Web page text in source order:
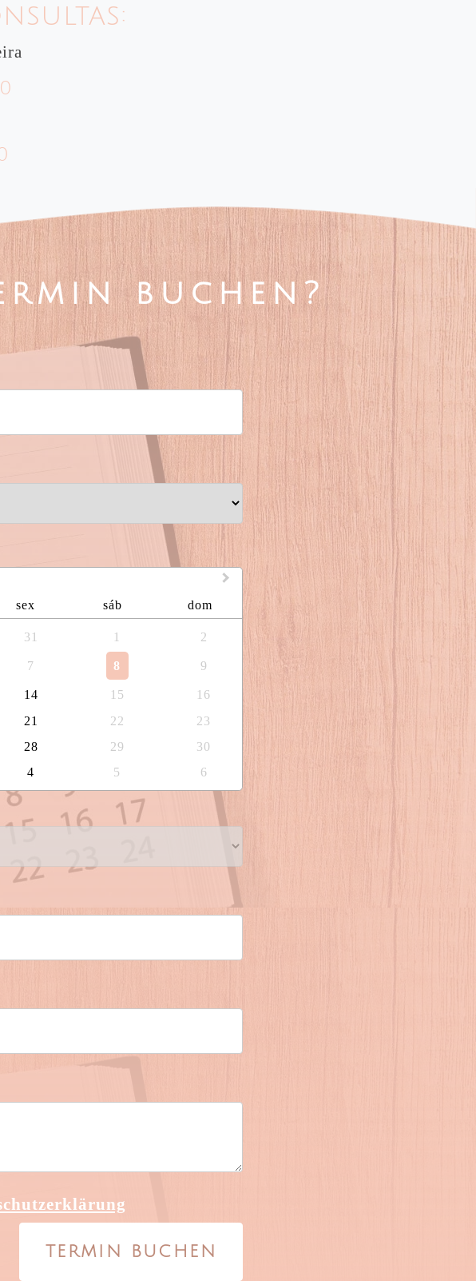
buchen?
sex sáb dom
31 1 2
7 8 9
14 15
16
21 22
23
28 29
30
4 5 6
TERMIN BUCHEN